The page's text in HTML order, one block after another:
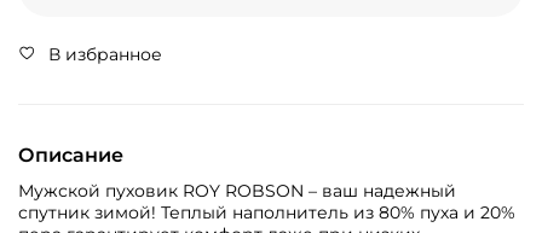
В избранное
Описание
Мужской пуховик ROY ROBSON – ваш надежный
спутник зимой! Теплый наполнитель из 80% пуха и 20%